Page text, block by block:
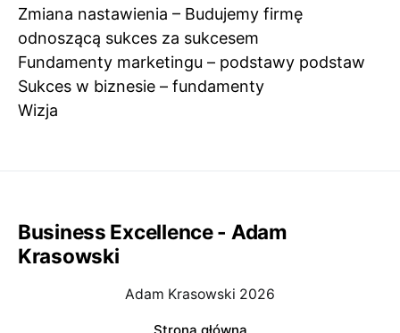
Zmiana nastawienia – Budujemy firmę
odnoszącą sukces za sukcesem
Fundamenty marketingu – podstawy podstaw
Sukces w biznesie – fundamenty
Wizja
Business Excellence - Adam
Krasowski
Adam Krasowski 2026